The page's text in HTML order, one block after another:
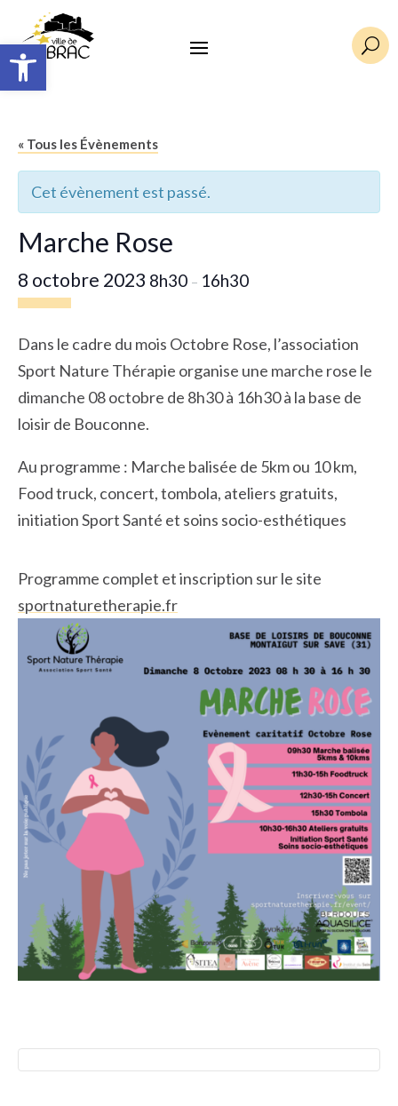
Ouvrir la barre d’outils U
« Tous les Évènements
Cet évènement est passé.
Marche Rose
8 octobre 2023 8h30 – 16h30
Dans le cadre du mois Octobre Rose, l’association
Sport Nature Thérapie organise une marche rose le
dimanche 08 octobre de 8h30 à 16h30 à la base de
loisir de Bouconne.
Au programme : Marche balisée de 5km ou 10 km,
Food truck, concert, tombola, ateliers gratuits,
initiation Sport Santé et soins socio-esthétiques
Programme complet et inscription sur le site
sportnaturetherapie.fr